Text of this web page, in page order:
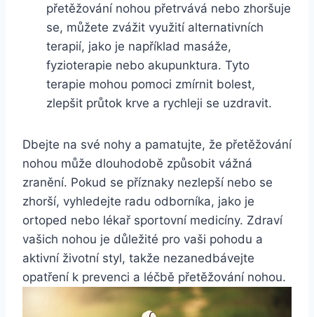
přetěžování nohou přetrvává nebo zhoršuje
se, můžete zvážit využití alternativních
terapií, jako je například masáže,
fyzioterapie nebo akupunktura. Tyto
terapie mohou pomoci zmírnit bolest,
zlepšit průtok krve a rychleji se uzdravit.
Dbejte na své nohy a pamatujte, že přetěžování
nohou může dlouhodobě způsobit vážná
zranění. Pokud se příznaky nezlepší nebo se
zhorší, vyhledejte radu odborníka, jako je
ortoped nebo lékař sportovní medicíny. Zdraví
vašich nohou je důležité pro vaši pohodu a
aktivní životní styl, takže nezanedbávejte
opatření k prevenci a léčbě přetěžování nohou.